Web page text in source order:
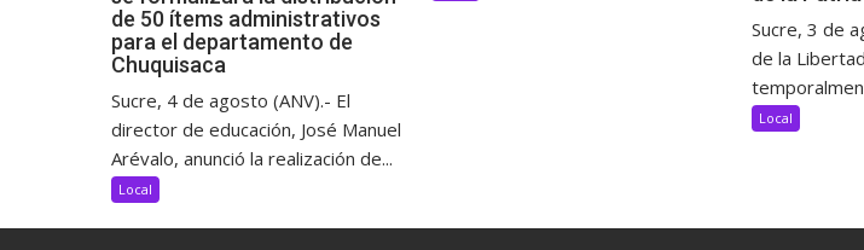
de 50 ítems administrativos
para el departamento de
Chuquisaca
Sucre, 4 de agosto (ANV).- El
director de educación, José Manuel
Arévalo, anunció la realización de...
Local
Sucre, 3 de
de la
Local